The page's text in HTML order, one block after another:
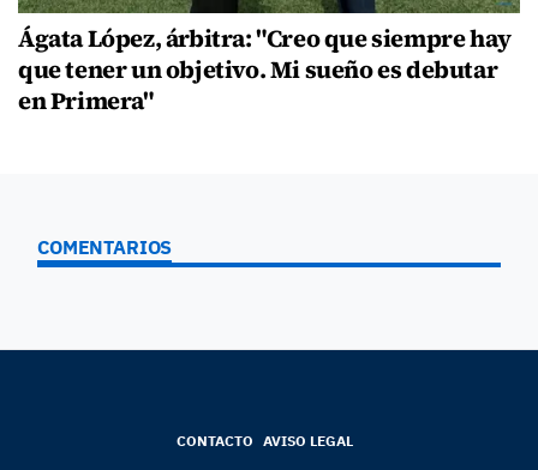
Ágata López, árbitra: "Creo que siempre hay
que tener un objetivo. Mi sueño es debutar
en Primera"
COMENTARIOS
CONTACTO AVISO LEGAL